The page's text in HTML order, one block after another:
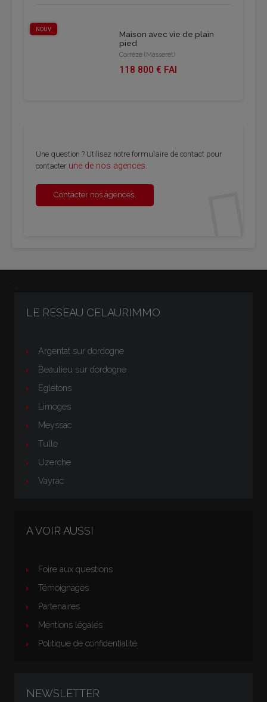
NOUV
Maison avec vie de plain
pied
Corrèze (Masseret)
118 800 € FAI
Une question ? Utilisez notre formulaire de contact pour
contacter une de nos agences
Contacter nos agences.
LE RESEAU CELAURIMMO
Argentat sur dordogne
Beaulieu sur dordogne
Egletons
Limoges
Meyssac
Tulle
Uzerche
Vayrac
A VOIR AUSSI
Foire aux questions
Témoignages
Partenaires
Mentions légales
Politique de confidentialité
NEWSLETTER